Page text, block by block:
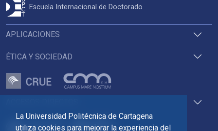
La Universidad Politécnica de Cartagena
utiliza cookies para mejorar la experiencia del
APLICACIONES
ÉTICA Y SOCIEDAD
Escuela Internacional de Doctorado